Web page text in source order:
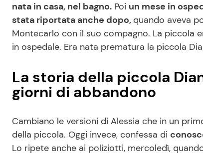
nata in casa, nel bagno. Poi un mese in
stata riportata anche dopo, quando aveva
Montecarlo con il suo compagno. La piccola
in ospedale. Era nata prematura la piccola
La storia della piccola
giorni di abbandono
Cambiano le versioni di Alessia che in un
della piccola. Oggi invece, confessa di
Lo ripete anche ai poliziotti, mercoledì,